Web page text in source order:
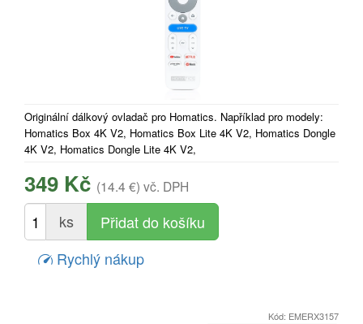
Originální dálkový ovladač pro Homatics. Například pro modely:
Homatics Box 4K V2, Homatics Box Lite 4K V2, Homatics Dongle
4K V2, Homatics Dongle Lite 4K V2,
349 Kč (14.4 €) vč. DPH
ks
Rychlý nákup
Kód: EMERX3157